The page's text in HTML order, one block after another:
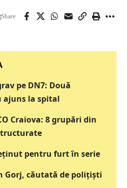
Share
pe DN7: Două
ajuns la spital
Craiova: 8 grupări din
pentru furt în serie
Gorj, căutată de polițiști